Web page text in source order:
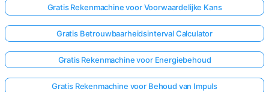
Gratis Rekenmachine voor Voorwaardelijke Kans
Gratis Betrouwbaarheidsinterval Calculator
Gratis Rekenmachine voor Energiebehoud
Gratis Rekenmachine voor Behoud van Impuls